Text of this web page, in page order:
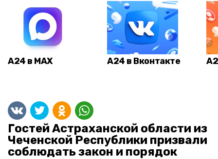
А24 в MAX А24 в Вконтакте
Гостей Астраханской области из
Чеченской Республики призвали
соблюдать закон и порядок